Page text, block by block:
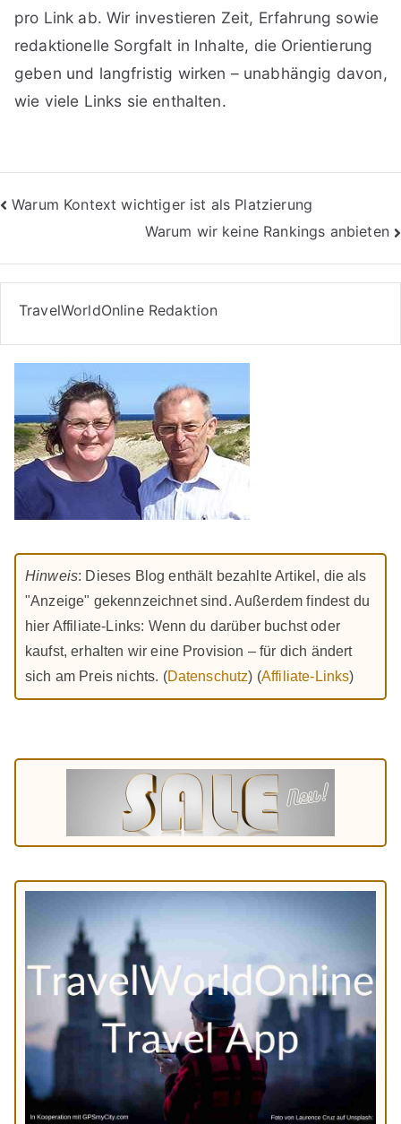
pro Link ab. Wir investieren Zeit, Erfahrung sowie
redaktionelle Sorgfalt in Inhalte, die Orientierung
geben und langfristig wirken – unabhängig davon,
wie viele Links sie enthalten.
Beitragsnavigation
Warum Kontext wichtiger ist als Platzierung
Warum wir keine Rankings anbieten
TravelWorldOnline Redaktion
Hinweis: Dieses Blog enthält bezahlte Artikel, die als
"Anzeige" gekennzeichnet sind. Außerdem findest du
hier Affiliate-Links: Wenn du darüber buchst oder
kaufst, erhalten wir eine Provision – für dich ändert
sich am Preis nichts. (Datenschutz) (Affiliate-Links)